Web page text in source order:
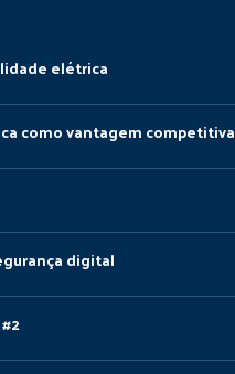
elétrica
como vantagem competitiva
digital